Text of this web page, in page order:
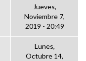
Jueves,
Noviembre 7,
2019 - 20:49
Lunes,
Octubre 14,